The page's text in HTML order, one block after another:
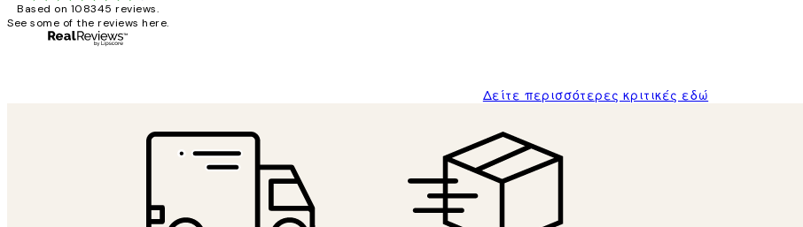
Based on 108345 reviews.
See some of the reviews here.
Δείτε περισσότερες κριτικές εδώ